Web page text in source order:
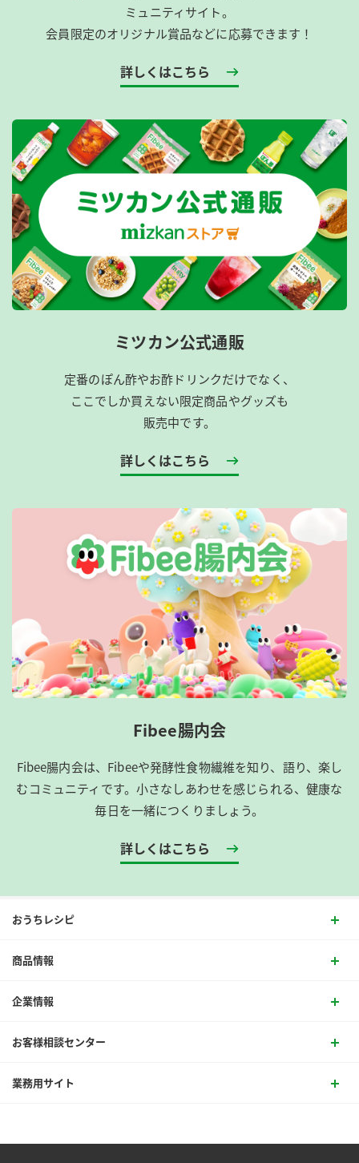
ミュニティサイト。
会員限定のオリジナル賞品などに応募できます！
詳しくはこちら
ミツカン公式通販
定番のぽん酢やお酢ドリンクだけでなく、
ここでしか買えない限定商品やグッズも
販売中です。
詳しくはこちら
Fibee腸内会
Fibee腸内会は、​Fibeeや発酵性食物繊維を知り、語り、楽し
むコミュニティです。​小さなしあわせを感じられる、健康な
毎日を一緒につくりましょう。
詳しくはこちら
おうちレシピ
商品情報
企業情報
お客様相談センター
業務用サイト